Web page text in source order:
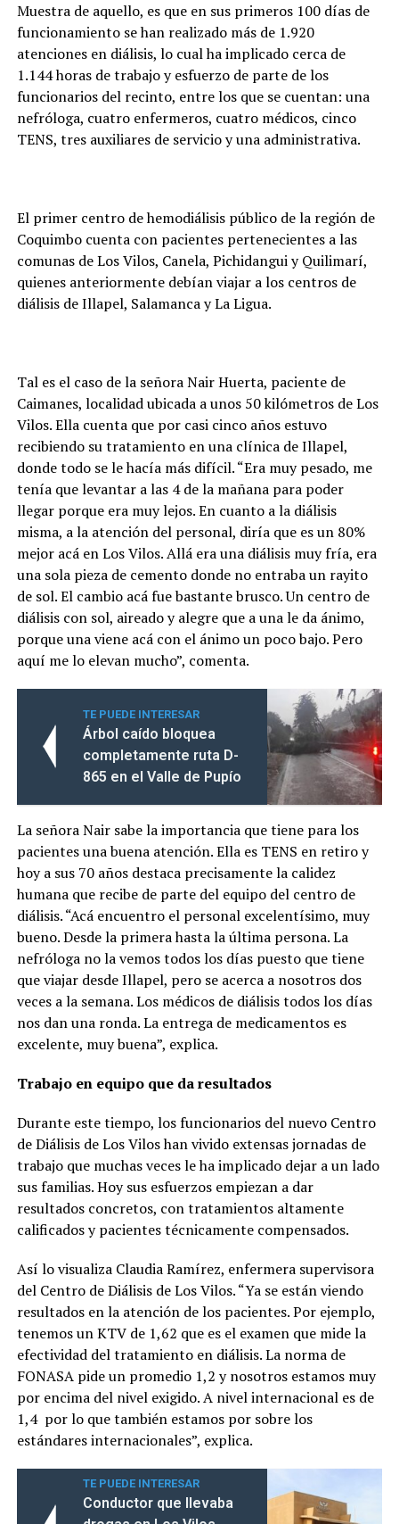
Muestra de aquello, es que en sus primeros 100 días de
funcionamiento se han realizado más de 1.920
atenciones en diálisis, lo cual ha implicado cerca de
1.144 horas de trabajo y esfuerzo de parte de los
funcionarios del recinto, entre los que se cuentan: una
nefróloga, cuatro enfermeros, cuatro médicos, cinco
TENS, tres auxiliares de servicio y una administrativa.
El primer centro de hemodiálisis público de la región de
Coquimbo cuenta con pacientes pertenecientes a las
comunas de Los Vilos, Canela, Pichidangui y Quilimarí,
quienes anteriormente debían viajar a los centros de
diálisis de Illapel, Salamanca y La Ligua.
Tal es el caso de la señora Nair Huerta, paciente de
Caimanes, localidad ubicada a unos 50 kilómetros de Los
Vilos. Ella cuenta que por casi cinco años estuvo
recibiendo su tratamiento en una clínica de Illapel,
donde todo se le hacía más difícil. “Era muy pesado, me
tenía que levantar a las 4 de la mañana para poder
llegar porque era muy lejos. En cuanto a la diálisis
misma, a la atención del personal, diría que es un 80%
mejor acá en Los Vilos. Allá era una diálisis muy fría, era
una sola pieza de cemento donde no entraba un rayito
de sol. El cambio acá fue bastante brusco. Un centro de
diálisis con sol, aireado y alegre que a una le da ánimo,
porque una viene acá con el ánimo un poco bajo. Pero
aquí me lo elevan mucho”, comenta.
TE PUEDE INTERESAR
Árbol caído bloquea
completamente ruta D-
865 en el Valle de Pupío
La señora Nair sabe la importancia que tiene para los
pacientes una buena atención. Ella es TENS en retiro y
hoy a sus 70 años destaca precisamente la calidez
humana que recibe de parte del equipo del centro de
diálisis. “Acá encuentro el personal excelentísimo, muy
bueno. Desde la primera hasta la última persona. La
nefróloga no la vemos todos los días puesto que tiene
que viajar desde Illapel, pero se acerca a nosotros dos
veces a la semana. Los médicos de diálisis todos los días
nos dan una ronda. La entrega de medicamentos es
excelente, muy buena”, explica.
Trabajo en equipo que da resultados
Durante este tiempo, los funcionarios del nuevo Centro
de Diálisis de Los Vilos han vivido extensas jornadas de
trabajo que muchas veces le ha implicado dejar a un lado
sus familias. Hoy sus esfuerzos empiezan a dar
resultados concretos, con tratamientos altamente
calificados y pacientes técnicamente compensados.
Así lo visualiza Claudia Ramírez, enfermera supervisora
del Centro de Diálisis de Los Vilos. “Ya se están viendo
resultados en la atención de los pacientes. Por ejemplo,
tenemos un KTV de 1,62 que es el examen que mide la
efectividad del tratamiento en diálisis. La norma de
FONASA pide un promedio 1,2 y nosotros estamos muy
por encima del nivel exigido. A nivel internacional es de
1,4 por lo que también estamos por sobre los
estándares internacionales”, explica.
TE PUEDE INTERESAR
Conductor que llevaba